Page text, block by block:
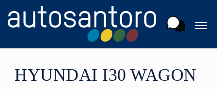
HYUNDAI I30 WAGON